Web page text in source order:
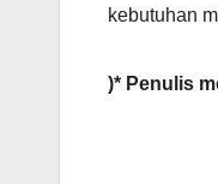
kebutuhan
)* Penulis